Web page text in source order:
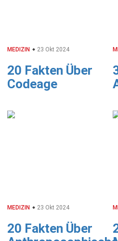
MEDIZIN 23 Okt 2024
20 Fakten Über
Codeage
MEDIZIN 23 Okt 2024
20 Fakten Über